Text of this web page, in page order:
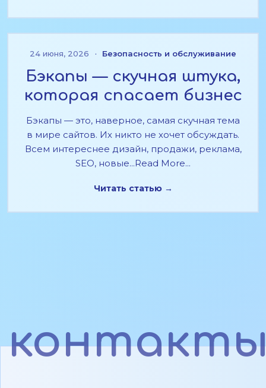
24 июня, 2026 · Безопасность и обслуживание
Бэкапы — скучная штука,
которая спасает бизнес
Бэкапы — это, наверное, самая скучная тема
в мире сайтов. Их никто не хочет обсуждать.
Всем интереснее дизайн, продажи, реклама,
SEO, новые...Read More...
Читать статью →